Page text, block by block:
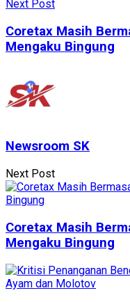
Next Post
Coretax Masih
Mengaku Bingung
Newsroom SK
Next Post
Coretax Masih
Mengaku Bingung